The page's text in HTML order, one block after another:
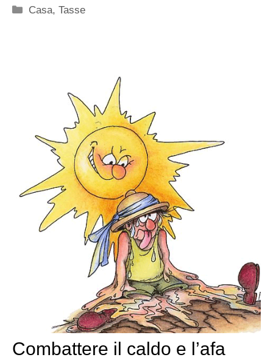
Categorie
Casa,Tasse
Combattere il caldo e l’afa